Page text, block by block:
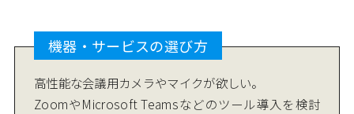
機器・サービスの選び方
高性能な会議用カメラやマイクが欲しい。
ZoomやMicrosoft Teamsなどのツール導入を検討